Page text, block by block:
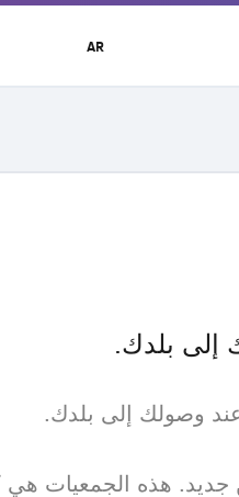
إلى بلدك.
هذه الجمعيات هي
AR